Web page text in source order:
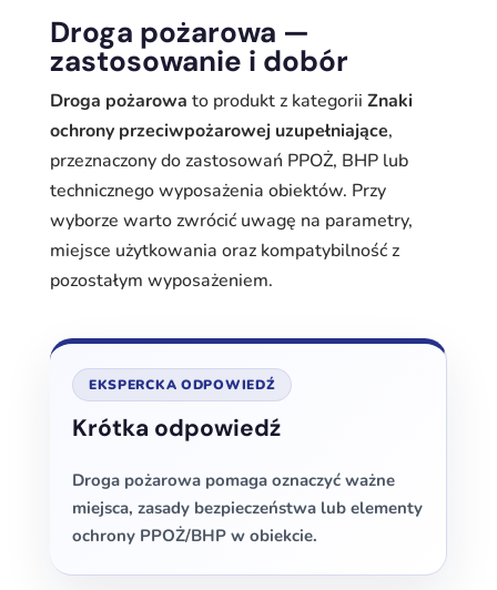
Droga pożarowa —
zastosowanie i dobór
Droga pożarowa to produkt z kategorii Znaki
ochrony przeciwpożarowej uzupełniające,
przeznaczony do zastosowań PPOŻ, BHP lub
technicznego wyposażenia obiektów. Przy
wyborze warto zwrócić uwagę na parametry,
miejsce użytkowania oraz kompatybilność z
pozostałym wyposażeniem.
EKSPERCKA ODPOWIEDŹ
Krótka odpowiedź
Droga pożarowa pomaga oznaczyć ważne
miejsca, zasady bezpieczeństwa lub elementy
ochrony PPOŻ/BHP w obiekcie.